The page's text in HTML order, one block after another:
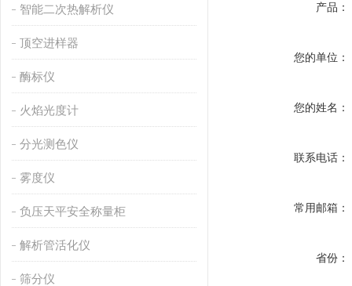
智能二次热解析仪
顶空进样器
酶标仪
火焰光度计
分光测色仪
雾度仪
负压天平安全称量柜
解析管活化仪
筛分仪
产品：
您的单位：
您的姓名：
联系电话：
常用邮箱：
省份：